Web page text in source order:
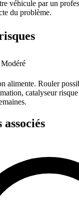
véhicule par un
du problème.
Modéré
alimente. Rouler
catalyseur
associés